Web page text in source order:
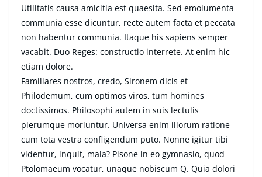
Utilitatis causa amicitia est quaesita. Sed emolumenta
communia esse dicuntur, recte autem facta et peccata
non habentur communia. Itaque his sapiens semper
vacabit. Duo Reges: constructio interrete. At enim hic
etiam dolore.
Familiares nostros, credo, Sironem dicis et
Philodemum, cum optimos viros, tum homines
doctissimos. Philosophi autem in suis lectulis
plerumque moriuntur. Universa enim illorum ratione
cum tota vestra confligendum puto. Nonne igitur tibi
videntur, inquit, mala? Pisone in eo gymnasio, quod
Ptolomaeum vocatur, unaque nobiscum Q. Quia dolori